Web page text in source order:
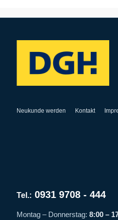
Neukunde werden Kontakt
Tel.: 0931 9708 - 444
Montag – Donnerstag: 8:00 –